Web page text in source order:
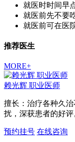
就医时时间早
就医前先不要
就医前可在医
推荐医生
MORE+
赖光辉 职业医师
擅长：治疗各种久
扰，深获患者的好
预约挂号 在线咨询